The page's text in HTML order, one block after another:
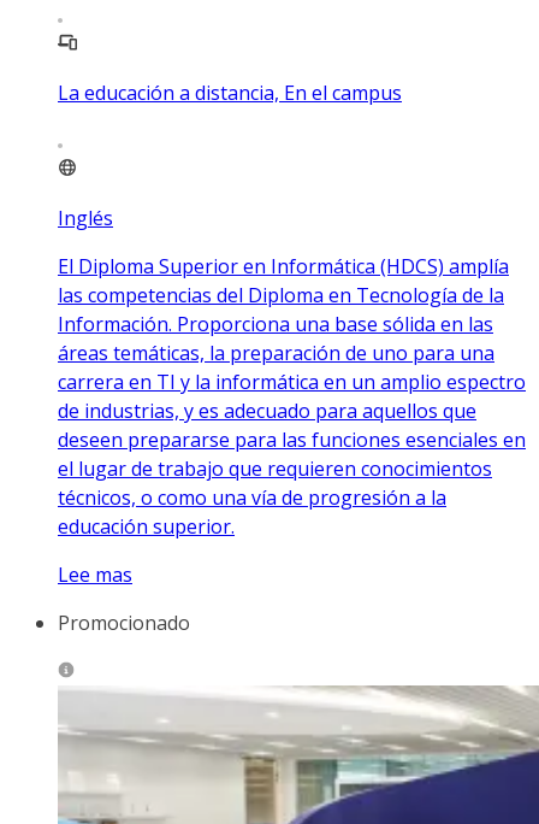
La educación a distancia, En el campus
Inglés
El Diploma Superior en Informática (HDCS) amplía
las competencias del Diploma en Tecnología de la
Información. Proporciona una base sólida en las
áreas temáticas, la preparación de uno para una
carrera en TI y la informática en un amplio espectro
de industrias, y es adecuado para aquellos que
deseen prepararse para las funciones esenciales en
el lugar de trabajo que requieren conocimientos
técnicos, o como una vía de progresión a la
educación superior.
Lee mas
Promocionado